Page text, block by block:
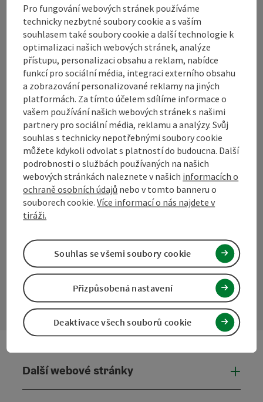
Turistické sdružení Mühlviertel
Hauptplatz 19
4190 Bad Leonfelden
+43 50 7263 100
info@muehlviertel.at
Facebook
Kontaktní formulář
Další webové stránky
Pro fungování webových stránek používáme
technicky nezbytné soubory cookie a s vaším
souhlasem také soubory cookie a další technologie k
optimalizaci našich webových stránek, analýze
přístupu, personalizaci obsahu a reklam, nabídce
funkcí pro sociální média, integraci externího obsahu
a zobrazování personalizované reklamy na jiných
platformách. Za tímto účelem sdílíme informace o
vašem používání našich webových stránek s našimi
partnery pro sociální média, reklamu a analýzy. Svůj
souhlas s technicky nepotřebnými soubory cookie
můžete kdykoli odvolat s platností do budoucna. Další
podrobnosti o službách používaných na našich
webových stránkách naleznete v našich informacích o
ochraně osobních údajů nebo v tomto banneru o
souborech cookie.Více informací o nás najdete v
tiráži.
Deaktivace všech souborů cookie
Přizpůsobená nastavení
Souhlas se všemi soubory cookie